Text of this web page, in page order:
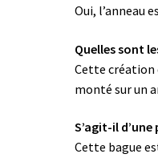
Oui, l’anneau
Quelles sont
Cette création
monté sur un
S’agit-il d’une
Cette bague